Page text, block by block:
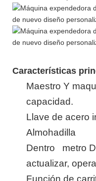
Características
Maestro Y
capacidad.
Llave de acero
Almohadilla
Dentro
metro
actualizar,
Función de